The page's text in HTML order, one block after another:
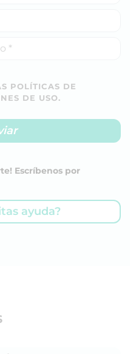
POLÍTICAS DE
DE USO.
Escríbenos por
ayuda?